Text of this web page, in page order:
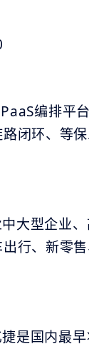
编排平
闭环、等
大型企业
出行、新零
是国内最